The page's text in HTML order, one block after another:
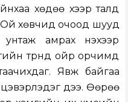
хөдөө хээр талд
хөвчид очоод шууд
амрах үнэхээр
түрүүнд ойр орчимд
Явж байгаа
цэвэрлэдэг дээ. Өөрөө